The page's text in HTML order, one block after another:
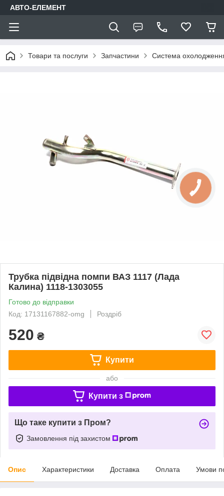
АВТО-ЕЛЕМЕНТ
Товари та послуги Запчастини Система
Трубка підвідна помпи ВАЗ 1117 (Лада
Калина) 1118-1303055
Готово до відправки
Код: 17131167882-omg
Роздріб
520 ₴
Купити
або
Купити з
Що таке купити з Пром?
Замовлення під захистом
Опис Характеристики Доставка Оплата Умови